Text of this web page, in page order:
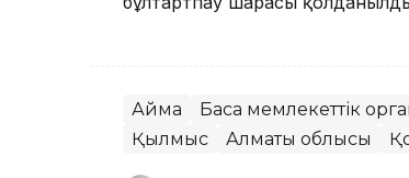
Аймақ Басқа мемлекеттік
Қылмыс
Алматы облысы